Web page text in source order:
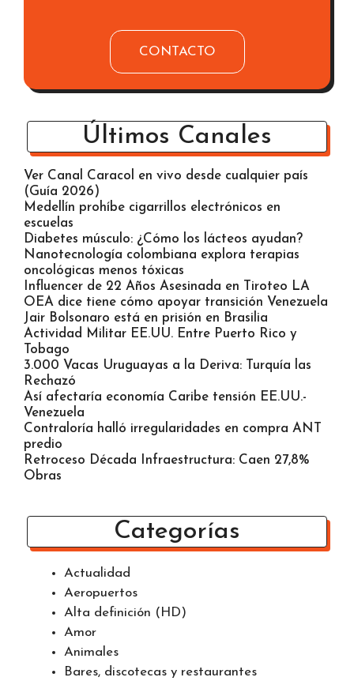
CONTACTO
Últimos Canales
Ver Canal Caracol en vivo desde cualquier país
(Guía 2026)
Medellín prohíbe cigarrillos electrónicos en
escuelas
Diabetes músculo: ¿Cómo los lácteos ayudan?
Nanotecnología colombiana explora terapias
oncológicas menos tóxicas
Influencer de 22 Años Asesinada en Tiroteo LA
OEA dice tiene cómo apoyar transición Venezuela
Jair Bolsonaro está en prisión en Brasilia
Actividad Militar EE.UU. Entre Puerto Rico y
Tobago
3.000 Vacas Uruguayas a la Deriva: Turquía las
Rechazó
Así afectaría economía Caribe tensión EE.UU.-
Venezuela
Contraloría halló irregularidades en compra ANT
predio
Retroceso Década Infraestructura: Caen 27,8%
Obras
Categorías
Actualidad
Aeropuertos
Alta definición (HD)
Amor
Animales
Bares, discotecas y restaurantes